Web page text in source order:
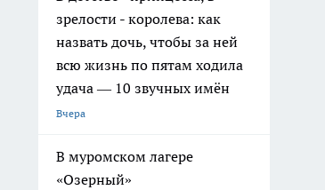
зрелости - королева: как
назвать дочь, чтобы за ней
всю жизнь по пятам ходила
удача — 10 звучных имён
Вчера
В муромском лагере
«Озерный»